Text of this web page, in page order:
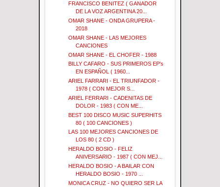
FRANCISCO BENITEZ ( GANADOR
DE LA VOZ ARGENTINA 20...
OMAR SHANE - ONDA GRUPERA -
2018
OMAR SHANE - LAS MEJORES
CANCIONES
OMAR SHANE - EL CHOFER - 1988
BILLY CAFARO - SUS PRIMEROS EP's
EN ESPAÑOL ( 1960...
ARIEL FARRARI - EL TRIUNFADOR -
1978 ( CON MEJOR S...
ARIEL FERRARI - CADENITAS DE
DOLOR - 1983 ( CON ME...
BEST 100 DISCO MUSIC SUPERHITS
80 ( 100 CANCIONES )
LAS 100 MEJORES CANCIONES DE
LOS 80 ( 2 CD )
HERALDO BOSIO - FELIZ
ANIVERSARIO - 1987 ( CON MEJ...
HERALDO BOSIO - A BAILAR CON
HERALDO BOSIO - 1970 ...
MONICA CRUZ - NO QUIERO SER LA